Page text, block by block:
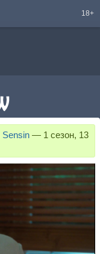
18+
— 1 сезон, 13